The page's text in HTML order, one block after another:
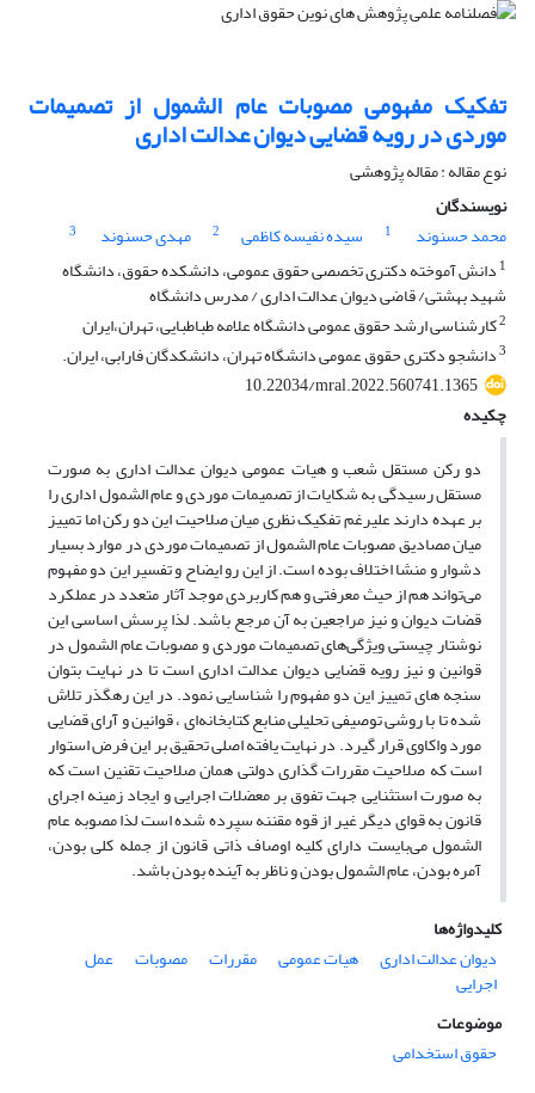
تفکیک مفهومی مصوبات عام الشمول از تصمیمات
موردی در رویه قضایی دیوان عدالت اداری
نوع مقاله : مقاله پژوهشی
نویسندگان
محمد حسنوند
1 سیده نفیسه کاظمی 2 مهدی حسنوند
3
1 دانش آموخته دکتری تخصصی حقوق عمومی، دانشکده حقوق، دانشگاه
شهید بهشتی/ قاضی دیوان عدالت اداری / مدرس دانشگاه
2کارشناسی ارشد حقوق عمومی دانشگاه علامه طباطبایی، تهران،ایران
3دانشجو دکتری حقوق عمومی دانشگاه تهران، دانشکدگان فارابی، ایران.
10.22034/mral.2022.560741.1365
چکیده
دو رکن مستقل شعب و هیات عمومی دیوان عدالت اداری به صورت
مستقل رسیدگی به شکایات از تصمیمات موردی و عام الشمول اداری را
بر عهده دارند علیرغم تفکیک نظری میان صلاحیت این دو رکن اما تمییز
میان مصادیق مصوبات عام الشمول از تصمیمات موردی در موارد بسیار
دشوار و منشا اختلاف بوده است. از این رو ایضاح و تفسیر این دو مفهوم
می‌تواند هم از حیث معرفتی و هم کاربردی موجد آثار متعدد در عملکرد
قضات دیوان و نیز مراجعین به آن مرجع باشد. لذا پرسش اساسی این
نوشتار چیستی ویژگی‌های تصمیمات موردی و مصوبات عام الشمول در
قوانین و نیز رویه قضایی دیوان عدالت اداری است تا در نهایت بتوان
سنجه‌ های تمییز این دو مفهوم را شناسایی نمود. در این رهگذر تلاش
شده تا با روشی توصیفی تحلیلی منابع کتابخانه‌ای ، قوانین و آرای قضایی
مورد واکاوی قرار گیرد. در نهایت یافته اصلی تحقیق بر این فرض استوار
است که صلاحیت مقررات گذاری دولتی همان صلاحیت تقنین است که
به صورت استثنایی جهت تفوق بر معضلات اجرایی و ایجاد زمینه اجرای
قانون به قوای دیگر غیر از قوه مقننه سپرده شده است لذا مصوبه عام
الشمول می‌بایست دارای کلیه اوصاف ذاتی قانون از جمله کلی بودن،
آمره بودن، عام الشمول بودن و ناظر به آینده بودن باشد.
کلیدواژه‌ها
دیوان عدالت اداری
هیات عمومی مقررات مصوبات عمل
اجرایی
موضوعات
حقوق استخدامی